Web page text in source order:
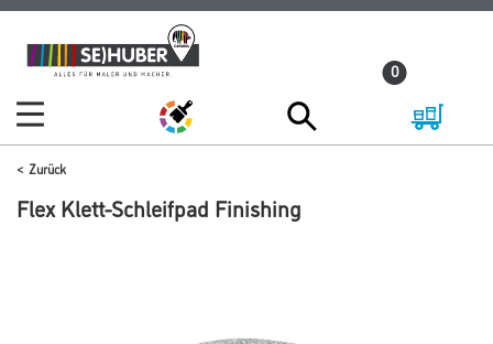
Zum
Inhalt
Zum
Navigationsmenü
0
Zurück
Flex Klett-Schleifpad Finishing